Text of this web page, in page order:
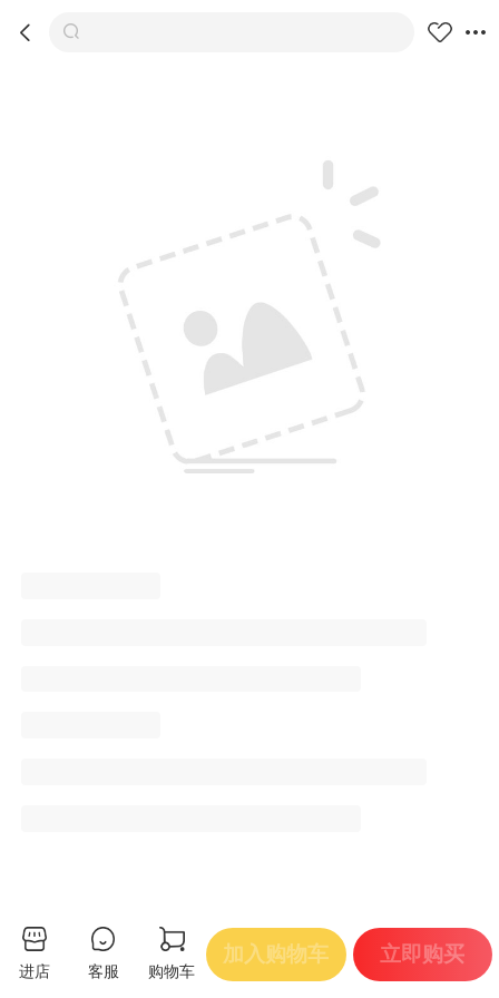
  
进店 客服 购物车
加入购物车 立即购买